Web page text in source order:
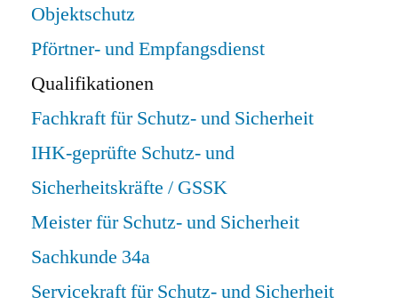
Objektschutz
Pförtner- und Empfangsdienst
Qualifikationen
Fachkraft für Schutz- und Sicherheit
IHK-geprüfte Schutz- und
Sicherheitskräfte / GSSK
Meister für Schutz- und Sicherheit
Sachkunde 34a
Servicekraft für Schutz- und Sicherheit